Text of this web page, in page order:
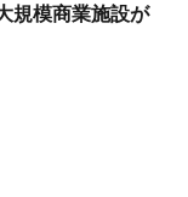
規模商業施設が